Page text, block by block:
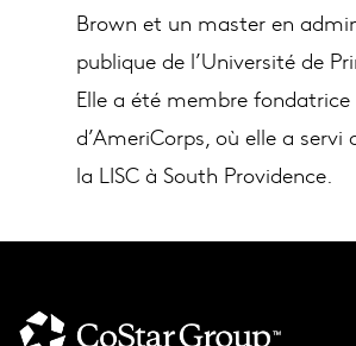
Brown et un master en
publique de l’Université de
Elle a été membre fondatrice
d’AmeriCorps, où elle a servi
la LISC à South Providence.